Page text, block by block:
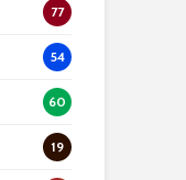
77
54
60
19